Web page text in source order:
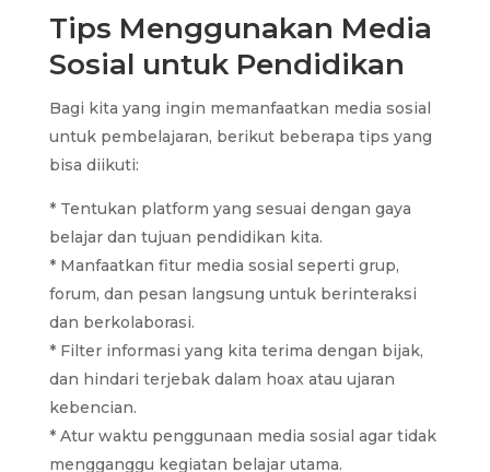
Tips Menggunakan Media
Sosial untuk Pendidikan
Bagi kita yang ingin memanfaatkan media sosial
untuk pembelajaran, berikut beberapa tips yang
bisa diikuti:
* Tentukan platform yang sesuai dengan gaya
belajar dan tujuan pendidikan kita.
* Manfaatkan fitur media sosial seperti grup,
forum, dan pesan langsung untuk berinteraksi
dan berkolaborasi.
* Filter informasi yang kita terima dengan bijak,
dan hindari terjebak dalam hoax atau ujaran
kebencian.
* Atur waktu penggunaan media sosial agar tidak
mengganggu kegiatan belajar utama.